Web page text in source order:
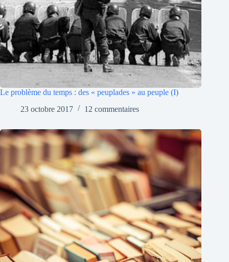
Le problème du temps : des « peuplades » au peuple (I)
23 octobre 2017
12 commentaires